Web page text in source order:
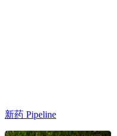
新药 Pipeline